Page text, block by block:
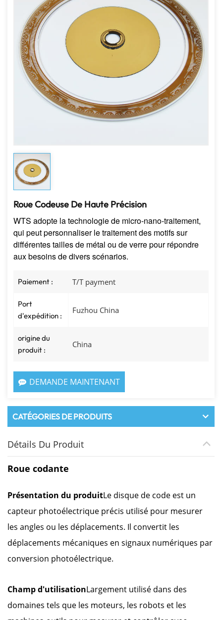
Roue Codeuse De Haute Précision
WTS adopte la technologie de micro-nano-traitement,
qui peut personnaliser le traitement des motifs sur
différentes tailles de métal ou de verre pour répondre
aux besoins de divers scénarios.
Paiement : T/T payment
Port
d'expédition :
Fuzhou China
origine du
produit :
China
DEMANDE MAINTENANT
CATÉGORIES DE PRODUITS
Détails Du Produit
Roue codante
Présentation du produitLe disque de code est un
capteur photoélectrique précis utilisé pour mesurer
les angles ou les déplacements. Il convertit les
déplacements mécaniques en signaux numériques par
conversion photoélectrique.
Champ d'utilisationLargement utilisé dans des
domaines tels que les moteurs, les robots et les